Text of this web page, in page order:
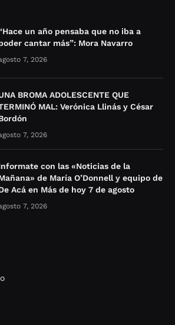
un año pensaba que no iba a
cantar más”: Mora Navarro
7, 2026
BROMA ADOLESCENTE QUE
MAL: Verónica Llinás y César
7, 2026
con las «Noticias de la
de María O’Donnell y equipo de
Acá en Más de hoy 7 de agosto
7, 2026